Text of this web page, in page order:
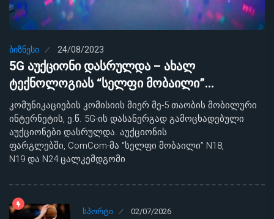
ᲑᲘᲖᲜᲔᲡᲘ 24/08/2023
5G აუქციონი დასრულდა – ახალ
ტექნოლოგიას “სელფი მობაილი”…
კომუნიკაციების კომისიის მიერ მე-5 თაობის მობილური
ინტერნეტის, ე.წ. 5G-ის დასანერგად გამოცხადებული
აუქციონები დასრულდა. აუქციონის
ფარგლებში, ComCom-მა “სელფი მობაილი” N18,
N19 და N24 ცალკემდგომი
ᲡᲞᲝᲠᲢᲘ 02/07/2026